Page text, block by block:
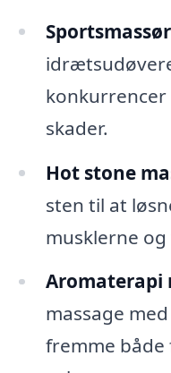
skader.
Hot stone
sten til at
musklerne
Aromaterapi
massage
fremme både